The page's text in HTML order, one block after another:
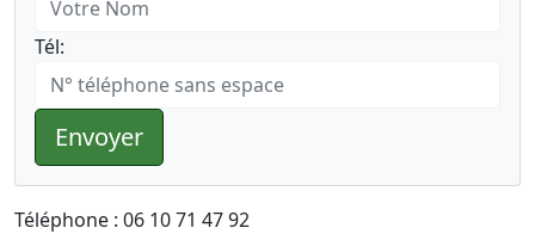
Tél:
Envoyer
Téléphone : 06 10 71 47 92